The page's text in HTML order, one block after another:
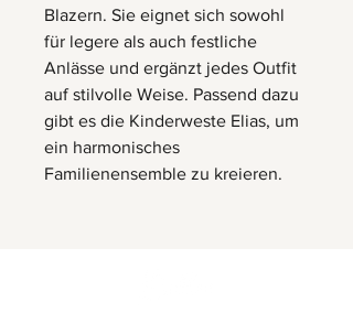
Blazern. Sie eignet sich sowohl
für legere als auch festliche
Anlässe und ergänzt jedes Outfit
auf stilvolle Weise. Passend dazu
gibt es die Kinderweste Elias, um
ein harmonisches
Familienensemble zu kreieren.